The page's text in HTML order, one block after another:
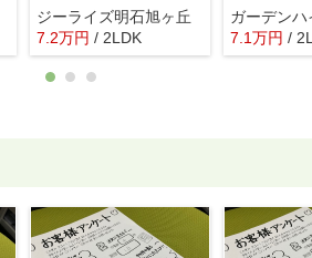
ジーライズ明石旭ヶ丘
7.2万円 / 2LDK 7.1万円 /